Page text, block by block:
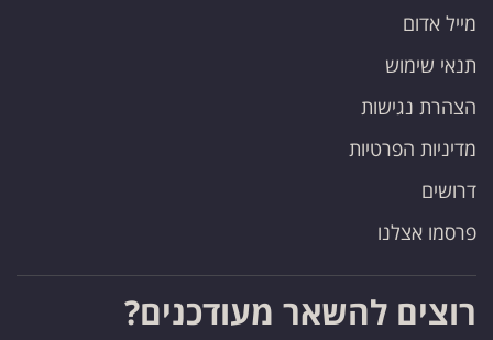
מייל אדום
תנאי שימוש
הצהרת נגישות
מדיניות הפרטיות
דרושים
פרסמו אצלנו
רוצים להשאר מעודכנים?